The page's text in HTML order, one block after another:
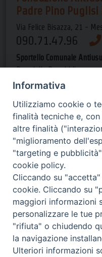
Padre Pino Puglisi
Via Felice Bisazza, 21 -
090.71.47.96
Sportello Comunale
P.za della Repubblica
(presso Pal. Satellite) - ME
Orari di apertura
dal lun al gio dalle 9 alle
dalle 15 alle 19, il ven
invia una email
Fondazione
Padre Pino Puglisi
Informativa
Utilizziamo cookie o
finalità tecniche e,
altre finalità
"miglioramento
"targeting e
cookie policy.
Cliccando su
cookie. Cliccando su
maggiori informazioni
personalizzare le tue
"rifiuta" o chiudendo
la navigazione
Ulteriori informazioni